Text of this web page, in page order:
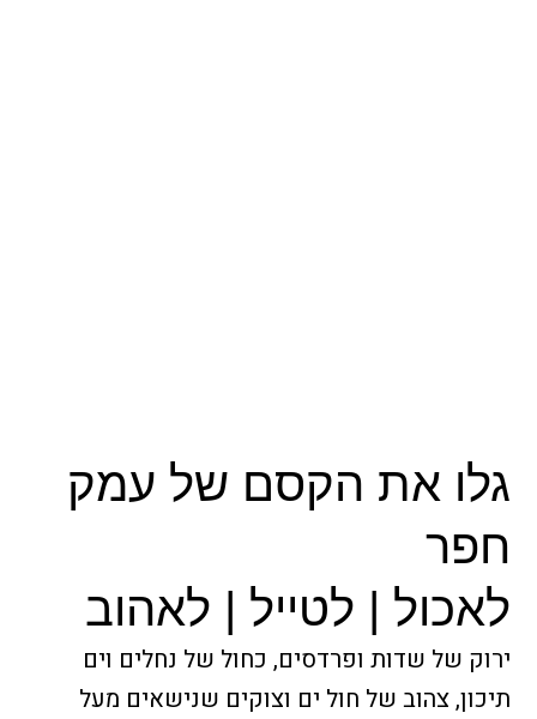
גלו את הקסם של עמק
חפר
לאכול | לטייל | לאהוב
ירוק של שדות ופרדסים, כחול של נחלים וים
תיכון, צהוב של חול ים וצוקים שנישאים מעל